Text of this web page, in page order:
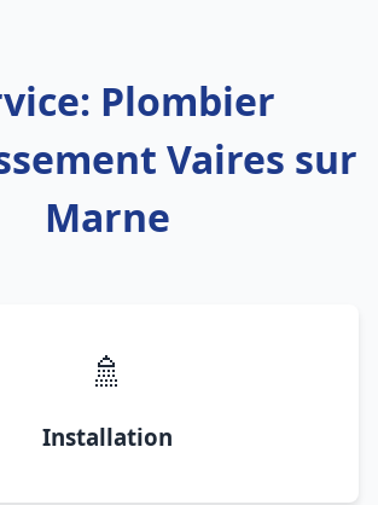
Plombier
Vaires sur
Marne
🚿
Installation